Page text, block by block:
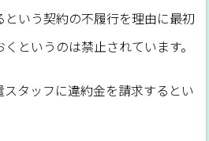
いう契約の不履行を理由に最初
というのは禁止されています。
タッフに違約金を請求するとい